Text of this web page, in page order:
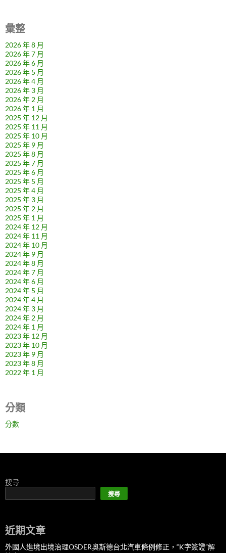
彙整
2026 年 8 月
2026 年 7 月
2026 年 6 月
2026 年 5 月
2026 年 4 月
2026 年 3 月
2026 年 2 月
2026 年 1 月
2025 年 12 月
2025 年 11 月
2025 年 10 月
2025 年 9 月
2025 年 8 月
2025 年 7 月
2025 年 6 月
2025 年 5 月
2025 年 4 月
2025 年 3 月
2025 年 2 月
2025 年 1 月
2024 年 12 月
2024 年 11 月
2024 年 10 月
2024 年 9 月
2024 年 8 月
2024 年 7 月
2024 年 6 月
2024 年 5 月
2024 年 4 月
2024 年 3 月
2024 年 2 月
2024 年 1 月
2023 年 12 月
2023 年 10 月
2023 年 9 月
2023 年 8 月
2022 年 1 月
分類
分數
搜尋
搜尋
近期文章
外國人進境出境治理OSDER奧斯德台北汽車條例修正，“K字簽證”解